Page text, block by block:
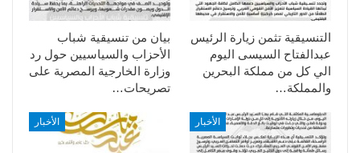
بيان من تنسيقية شباب
الأحزاب والسياسيين حول رد
وزارة الخارجية المصرية على
تصريحات…
التنسيقية تثمن زيارة الرئيس
عبدالفتاح السيسى اليوم
الي كل من مملكة البحرين
والمملكة…
الأخبار الأخبار